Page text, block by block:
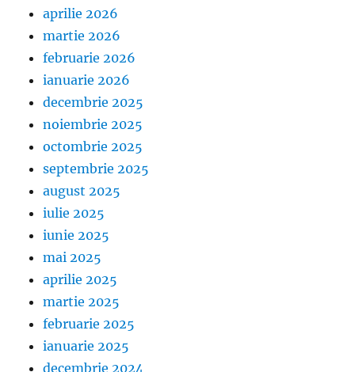
aprilie 2026
martie 2026
februarie 2026
ianuarie 2026
decembrie 2025
noiembrie 2025
octombrie 2025
septembrie 2025
august 2025
iulie 2025
iunie 2025
mai 2025
aprilie 2025
martie 2025
februarie 2025
ianuarie 2025
decembrie 2024